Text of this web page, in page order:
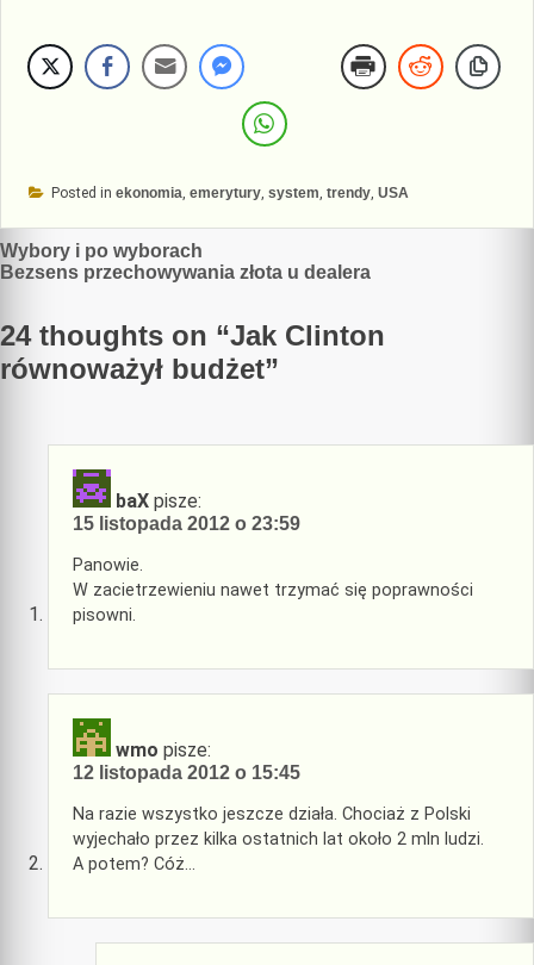
Posted in ekonomia emerytury system trendy USA
Nawigacja
wpisu
Wybory i po wyborach
Bezsens przechowywania złota u dealera
24 thoughts on “Jak Clinton
równoważył budżet”
baX pisze:
15 listopada 2012 o 23:59
Panowie.
W zacietrzewieniu nawet trzymać się poprawności
pisowni.
wmo pisze:
12 listopada 2012 o 15:45
Na razie wszystko jeszcze działa. Chociaż z Polski
wyjechało przez kilka ostatnich lat około 2 mln ludzi.
A potem? Cóż…